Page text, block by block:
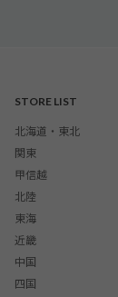
STORE LIST
北海道・東北
関東
甲信越
北陸
東海
近畿
中国
四国